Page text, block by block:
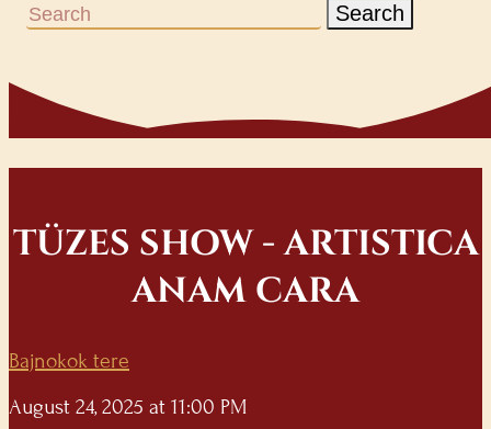
Search
TÜZES SHOW - ARTISTICA
ANAM CARA
Bajnokok tere
August 24, 2025 at 11:00 PM